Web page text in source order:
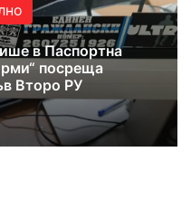
в Паспортна
посреща
Второ РУ